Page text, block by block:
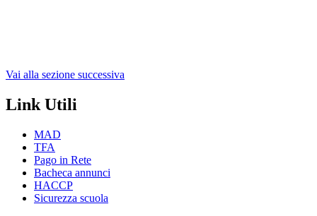
Vai alla sezione successiva
Link Utili
MAD
TFA
Pago in Rete
Bacheca annunci
HACCP
Sicurezza scuola